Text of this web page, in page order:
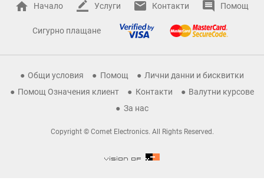
Начало Услуги Контакти Помощ
Сигурно плащане
Общи условия Помощ
Лични данни и бисквитки
Помощ Означения клиент
Контакти
Валутни курсове
За нас
Copyright © Comet Electronics. All Rights Reserved.